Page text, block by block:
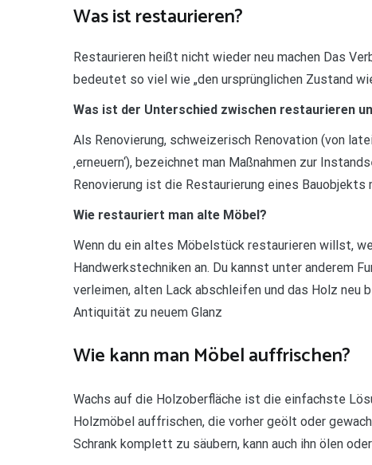
Was ist restaurieren?
Restaurieren heißt nicht wieder neu machen Das
bedeutet so viel wie „den ursprünglichen Zustand
Was ist der Unterschied zwischen restaurieren
Als Renovierung, schweizerisch Renovation (von
‚erneuern‘), bezeichnet man Maßnahmen zur
Renovierung ist die Restaurierung eines Bauobjekts
Wie restauriert man alte Möbel?
Wenn du ein altes Möbelstück restaurieren willst,
Handwerkstechniken an. Du kannst unter anderem
verleimen, alten Lack abschleifen und das Holz neu
Antiquität zu neuem Glanz
Wie kann man Möbel auffrischen?
Wachs auf die Holzoberfläche ist die einfachste
Holzmöbel auffrischen, die vorher geölt oder
Schrank komplett zu säubern, kann auch ihn ölen